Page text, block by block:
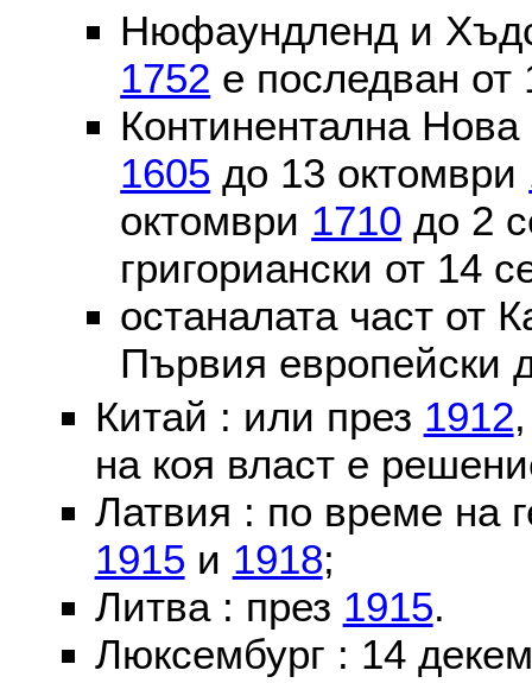
Нюфаундленд и
1752 е последван от
Континентална
1605 до 13 октомври
октомври 1710 до 2
григориански от 14
останалата част от
Първия европейски
Китай : или през 1912
на коя власт е
Латвия : по време на
1915 и 1918;
Литва : през 1915.
Люксембург : 14